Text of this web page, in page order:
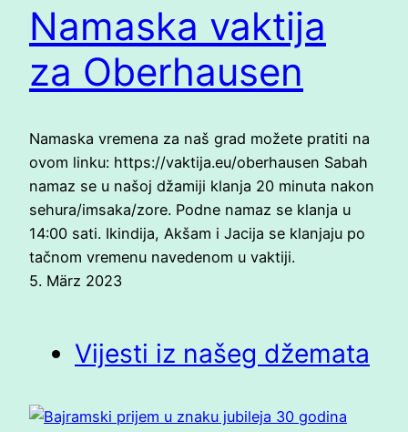
Namaska vaktija
za Oberhausen
Namaska vremena za naš grad možete pratiti na
ovom linku: https://vaktija.eu/oberhausen Sabah
namaz se u našoj džamiji klanja 20 minuta nakon
sehura/imsaka/zore. Podne namaz se klanja u
14:00 sati. Ikindija, Akšam i Jacija se klanjaju po
tačnom vremenu navedenom u vaktiji.
5. März 2023
Vijesti iz našeg džemata